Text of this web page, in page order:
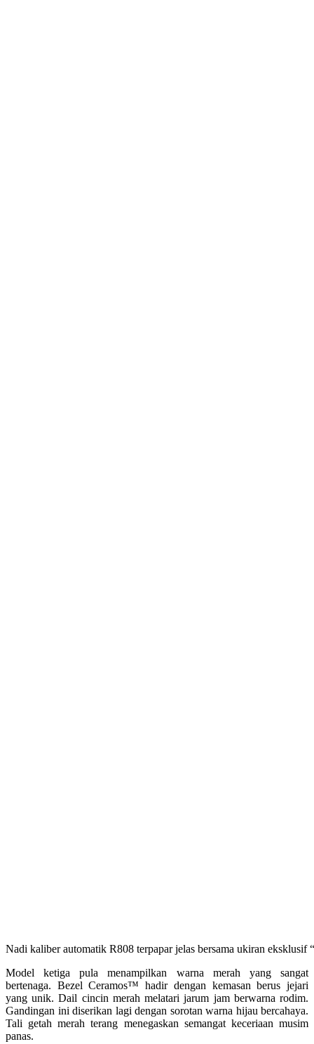
Nadi kaliber automatik R808 terpapar jelas bersama ukiran
Model ketiga pula menampilkan warna merah yang sangat
bertenaga. Bezel Ceramos™ hadir dengan kemasan berus jejari
yang unik. Dail cincin merah melatari jarum jam berwarna rodim.
Gandingan ini diserikan lagi dengan sorotan warna hijau bercahaya.
Tali getah merah terang menegaskan semangat keceriaan musim
panas.